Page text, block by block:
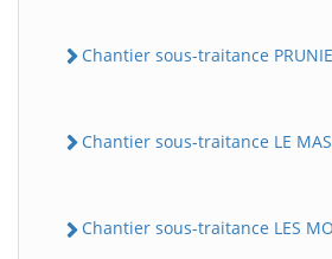
Chantier sous-traitance
Chantier sous-traitance LE
Chantier sous-traitance LES